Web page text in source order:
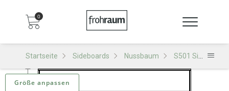
0
Startseite Sideboards Nussbaum S501 Sideboard
Größe anpassen